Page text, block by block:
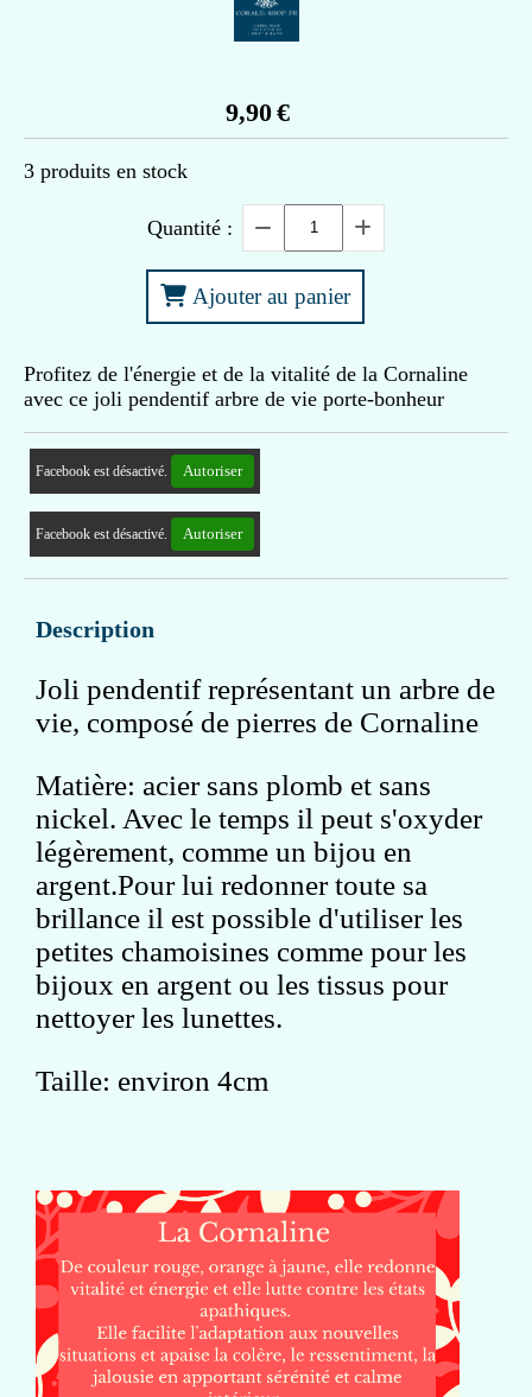
9,90€
3 produits en stock
Quantité :
Ajouter au panier
Profitez de l'énergie et de la vitalité de la Cornaline
avec ce joli pendentif arbre de vie porte-bonheur
Facebook est désactivé. Autoriser
Facebook est désactivé. Autoriser
Description
Joli pendentif représentant un arbre de
vie, composé de pierres de Cornaline
Matière: acier sans plomb et sans
nickel. Avec le temps il peut s'oxyder
légèrement, comme un bijou en
argent.Pour lui redonner toute sa
brillance il est possible d'utiliser les
petites chamoisines comme pour les
bijoux en argent ou les tissus pour
nettoyer les lunettes.
Taille: environ 4cm